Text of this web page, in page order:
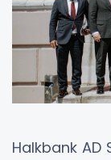
Halkbank AD